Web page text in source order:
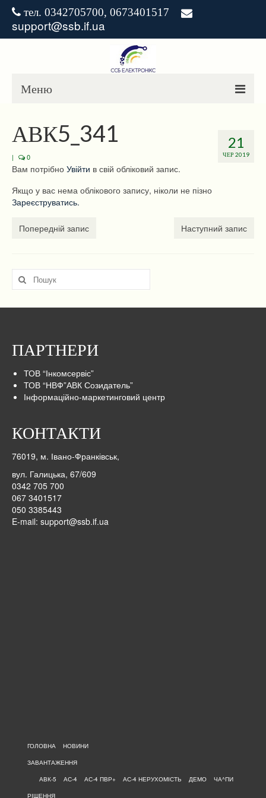
тел. 0342705700, 0673401517
support@ssb.if.ua
Меню
НОВИНИ
ЗАВАНТАЖЕННЯ
РІШЕННЯ
21
ЧЕР 2019
АВК5_341
| 0
Вам потрібно Увійти в свій обліковий запис.
Якщо у вас нема облікового запису, ніколи не пізно
Зареєструватись.
Попередній запис Наступний запис
Пошук
для:
ПАРТНЕРИ
ТОВ “Інкомсервіс”
ТОВ “НВФ”АВК Созидатель”
Інформаційно-маркетинговий центр
КОНТАКТИ
76019, м. Івано-Франківськ,
вул. Галицька, 67/609
0342 705 700
067 3401517
050 3385443
E-mail: support@ssb.if.ua
ГОЛОВНА
НОВИНИ
ЗАВАНТАЖЕННЯ
АВК-5
АС-4 АС-4 ПВР+ АС-4 НЕРУХОМІСТЬ ДЕМО
ЧА^ПИ
РІШЕННЯ